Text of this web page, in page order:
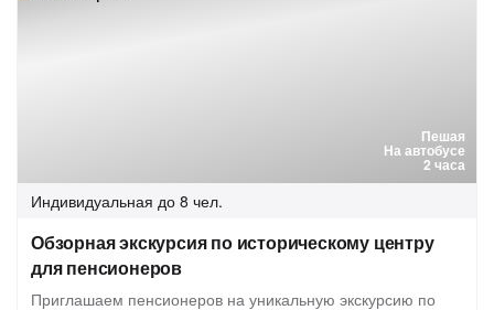
Пешая
На автобусе
2 часа
Индивидуальная до 8 чел.
Обзорная экскурсия по историческому центру
для пенсионеров
Приглашаем пенсионеров на уникальную экскурсию по